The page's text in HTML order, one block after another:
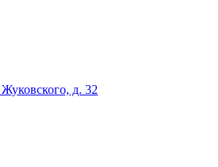
д. 32